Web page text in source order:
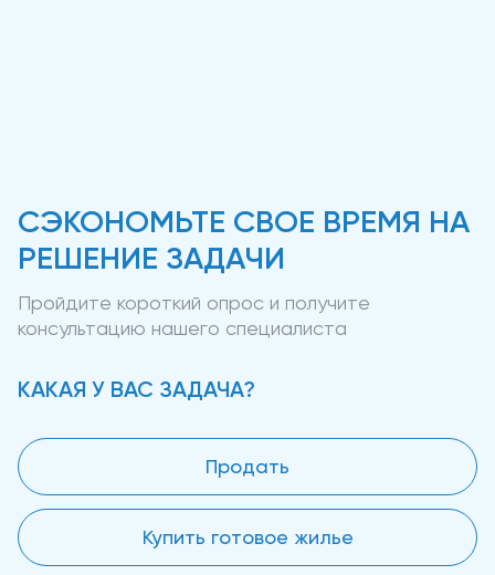
СЭКОНОМЬТЕ СВОЕ ВРЕМЯ НА
РЕШЕНИЕ ЗАДАЧИ
Пройдите короткий опрос и получите
консультацию нашего специалиста
КАКАЯ У ВАС ЗАДАЧА?
Продать
Купить готовое жилье